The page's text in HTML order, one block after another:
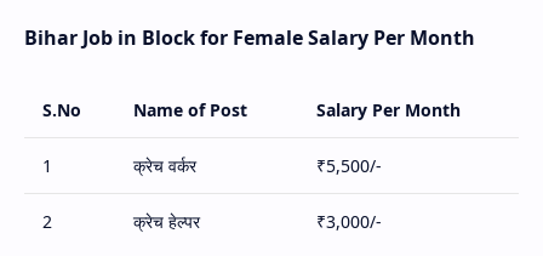
Bihar Job in Block for Female Salary Per Month
S.No Name of Post Salary Per Month
1 क्रेच वर्कर ₹5,500/-
2 क्रेच हेल्पर ₹3,000/-